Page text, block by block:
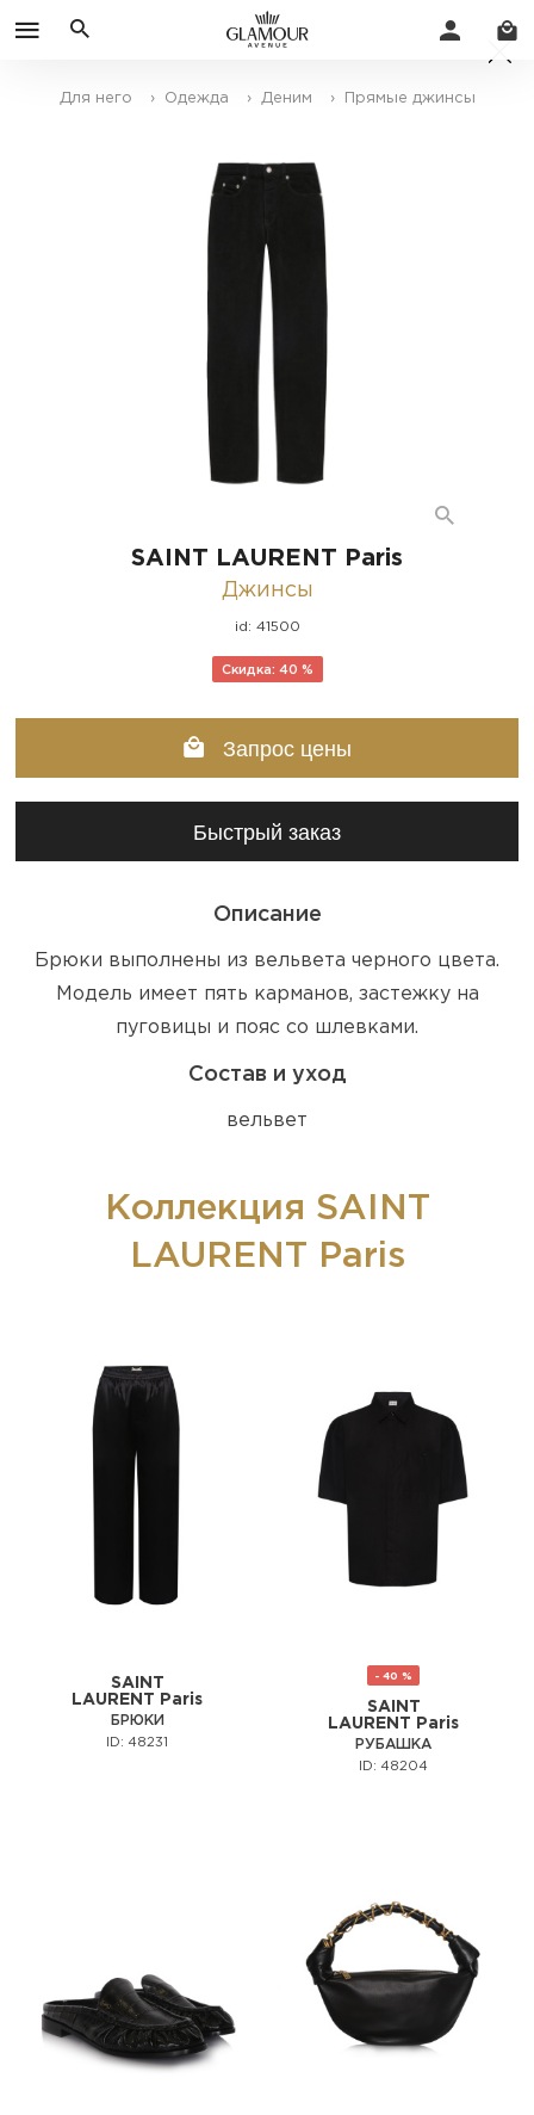
Для него › Одежда › Деним › Прямые джинсы
SAINT LAURENT Paris
Джинсы
id: 41500
Скидка: 40 %
Запрос цены
Быстрый заказ
Описание
Брюки выполнены из вельвета черного цвета.
Модель имеет пять карманов, застежку на
пуговицы и пояс со шлевками.
Состав и уход
вельвет
Коллекция SAINT
LAURENT Paris
SAINT
LAURENT Paris
БРЮКИ
ID: 48231
- 40 %
SAINT
LAURENT Paris
РУБАШКА
ID: 48204